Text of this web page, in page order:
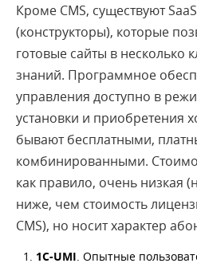
Кроме CMS, существуют
(конструкторы), которые
готовые сайты в несколько
знаний. Программное
управления доступно в
установки и приобретения
бывают бесплатными,
комбинированными.
как правило, очень низкая
ниже, чем стоимость
CMS), но носит характер
1C-UMI. Опытные